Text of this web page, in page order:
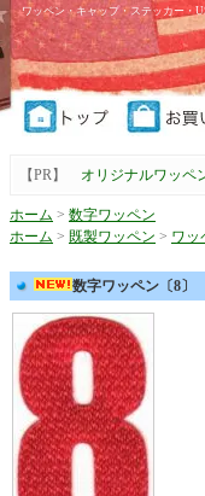
ワッペン・キャップ・ステッカー・
【PR】 オリジナルワッペ
ホーム > 数字ワッペン
ホーム > 既製ワッペン > ワッ
数字ワッペン〔8〕